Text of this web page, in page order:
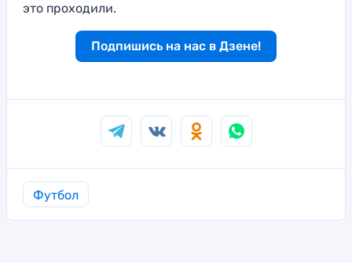
это проходили.
Подпишись на нас в Дзене!
Футбол